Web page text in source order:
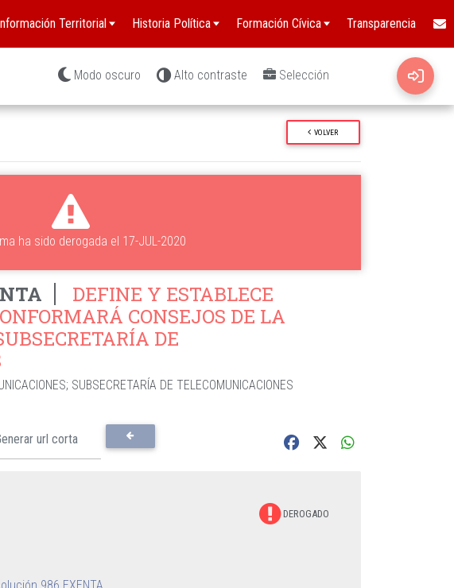
Territorial Historia Política Formación Cívica Transparencia
Modo oscuro Alto contraste Selección
VOLVER
ha sido derogada el 17-JUL-2020
DEFINE Y ESTABLECE
CONSEJOS DE LA
DE
; SUBSECRETARÍA DE TELECOMUNICACIONES
DEROGADO
986 EXENTA